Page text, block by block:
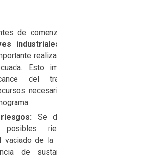
de comenzar el
industriales en
realizar una
Esto implica
del trabajo,
necesarios y
Se deben
riesgos
de la nave,
de sustancias